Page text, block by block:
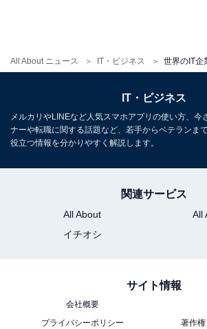
All About ニュース IT・ビジネス
IT・ビジネス
メルカリやLINEなど人気スマホアプリの使い方、今
ナーや転職に関する話題など、若手からベテランま
役立つ情報を分かりやすく解説します。
関連サービス
All About
All
イチオシ
サイト情報
会社概要
プライバシーポリシー
著作